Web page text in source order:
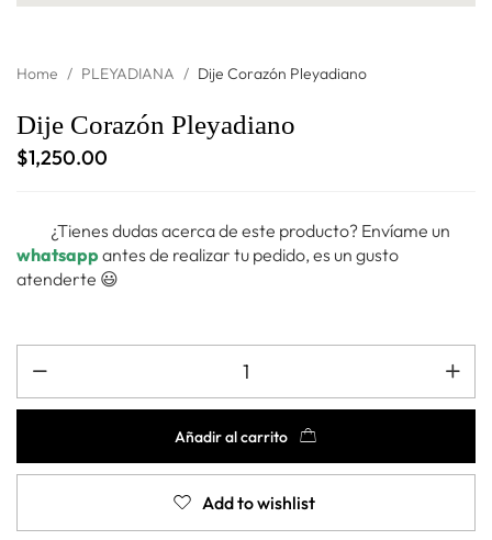
Home / PLEYADIANA / Dije Corazón Pleyadiano
Dije Corazón Pleyadiano
$1,250.00
¿Tienes dudas acerca de este producto? Envíame un
whatsapp antes de realizar tu pedido, es un gusto
atenderte 😃
Añadir al carrito
Add to wishlist